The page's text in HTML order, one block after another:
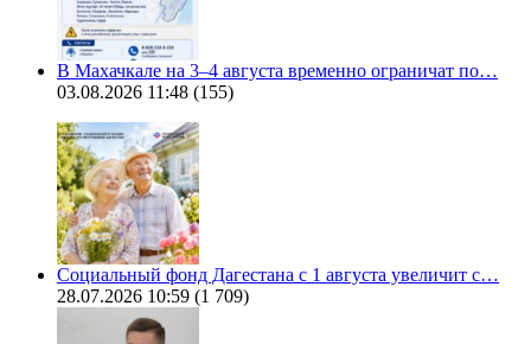
В Махачкале на 3–4 августа временно ограничат по…
03.08.2026 11:48 (155)
Социальный фонд Дагестана с 1 августа увеличит с…
28.07.2026 10:59 (1 709)